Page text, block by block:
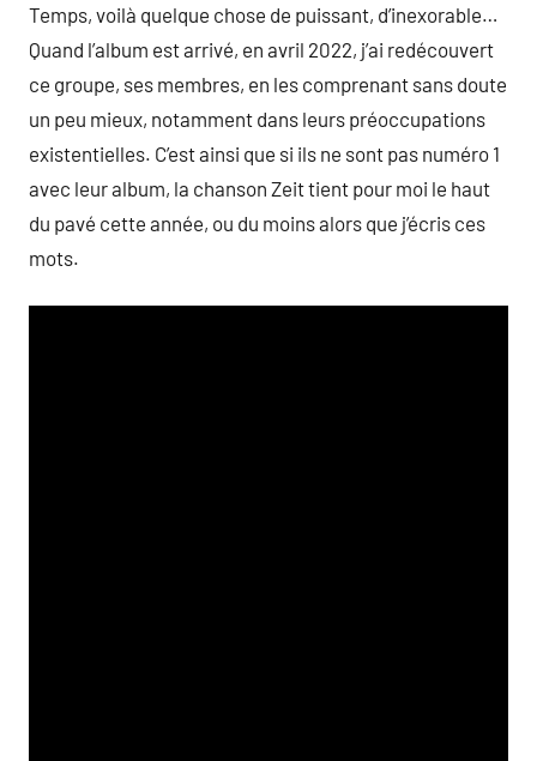
Temps, voilà quelque chose de puissant, d’inexorable…
Quand l’album est arrivé, en avril 2022, j’ai redécouvert
ce groupe, ses membres, en les comprenant sans doute
un peu mieux, notamment dans leurs préoccupations
existentielles. C’est ainsi que si ils ne sont pas numéro 1
avec leur album, la chanson Zeit tient pour moi le haut
du pavé cette année, ou du moins alors que j’écris ces
mots.